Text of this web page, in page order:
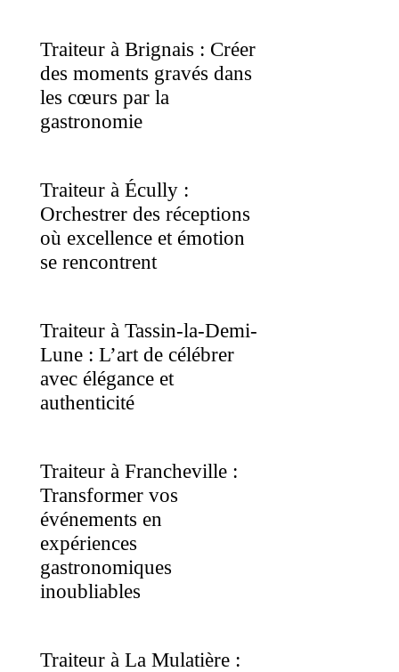
Traiteur à Brignais : Créer
des moments gravés dans
les cœurs par la
gastronomie
Traiteur à Écully :
Orchestrer des réceptions
où excellence et émotion
se rencontrent
Traiteur à Tassin-la-Demi-
Lune : L’art de célébrer
avec élégance et
authenticité
Traiteur à Francheville :
Transformer vos
événements en
expériences
gastronomiques
inoubliables
Traiteur à La Mulatière :